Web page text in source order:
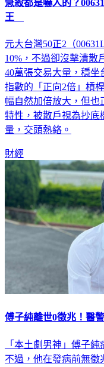
急殺都是嚇人的？
王
元大台灣50正2（
10%，不過卻沒擊潰散
40萬張交易大量，穩坐
指數的「正向2倍」槓
幅自然加倍放大，但也
特性，被散戶視為抄底
量，交頭熱絡。
財經
傅子純離世0徵兆！醫
「本土劇男神」傅子
不過，他在發病前無